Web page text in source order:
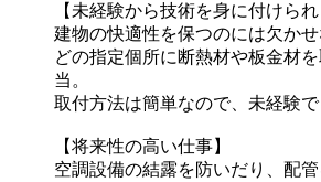
【未経験から技術を身に付けられ
建物の快適性を保つのには欠か
どの指定個所に断熱材や板金材
当。
取付方法は簡単なので、未経験で
【将来性の高い仕事】
空調設備の結露を防いだり、配